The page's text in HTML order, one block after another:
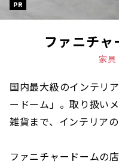
PR
ファニチ
家具
国内最大級のインテリ
ードーム」。取り扱い
雑貨まで、インテリアの
ファニチャードームの